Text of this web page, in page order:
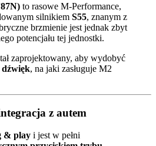
to rasowe M-Performance,
silnikiem S55, znanym z
brzmienie jest jednak zbyt
potencjału tej jednostki.
zaprojektowany, aby wydobyć
dźwięk, na jaki zasługuje M2
z autem
& play i jest w pełni